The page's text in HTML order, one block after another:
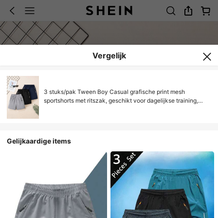
Vergelijk
3 stuks/pak Tween Boy Casual grafische print mesh
sportshorts met ritszak, geschikt voor dagelijkse training,
Gelijkaardige items